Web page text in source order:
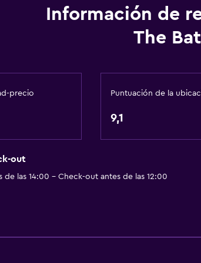
reuniones
Información de
The
precio Puntuación de la
9,1
out
de las 14:00 - Check-out antes de las 12:00